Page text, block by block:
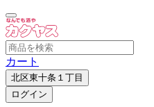
カート
北区東十条１丁目
ログイン